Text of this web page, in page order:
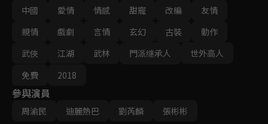
中國
愛情 情感 甜寵 改編
友情
親情
戲劇 言情 玄幻 古裝
動作
武俠
江湖 武林 門派继承人
世外高人
免費
2018
參與演員
周渝民 迪麗熱巴 劉芮麟 張彬彬